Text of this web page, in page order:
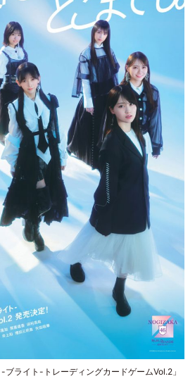
ブライト-トレーディングカードゲームVol.2」